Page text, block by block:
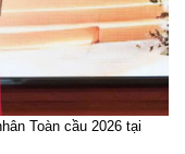
Toàn cầu 2026 tại